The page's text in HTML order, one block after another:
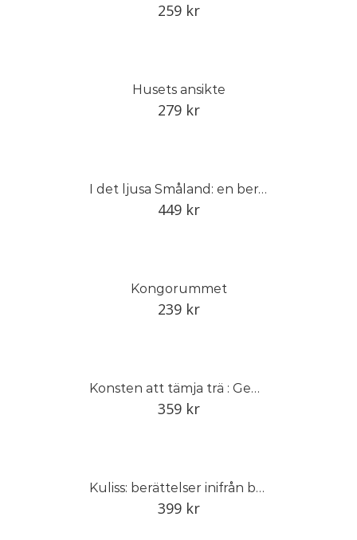
259 kr
Husets ansikte
279 kr
I det ljusa Småland: en berättelse om Smålands trädgård
449 kr
Kongorummet
239 kr
Konsten att tämja trä : Gemla och den svenska möbelindustrin
359 kr
Kuliss: berättelser inifrån baletten
399 kr